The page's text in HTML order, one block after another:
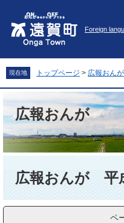
先
頭
を
飛
文
へ
Foreign
現在地 トップページ > 広報おんが
広報おんが
広報おんが 平
ペ